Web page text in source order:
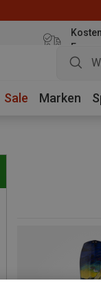
Euro
Sale Marken